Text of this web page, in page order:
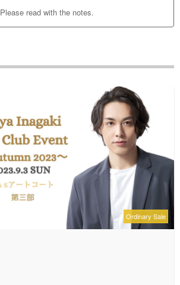
Please read with the notes.
Ordinary Sale